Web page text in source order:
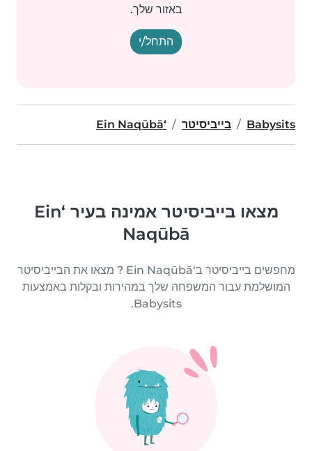
באזור שלך.
התחל/י
Babysits בייביסיטר ‘Ein Naqūbā
מצאו בייביסיטר אמינה בעיר ‘Ein
Naqūbā
מחפשים בייביסיטר ב‘Ein Naqūbā ? מצאו את הבייביסיטר
המושלמת עבור המשפחה שלך במהירות ובקלות באמצעות
Babysits.